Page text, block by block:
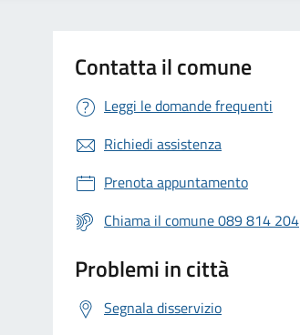
Contatta il comune
Leggi le domande frequenti
Richiedi assistenza
Prenota appuntamento
Chiama il comune 089 814 204
Problemi in città
Segnala disservizio